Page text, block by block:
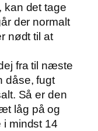
kan det tage
der normalt
nødt til at
fra til næste
dåse, fugt
Så er den
låg på og
i mindst 14